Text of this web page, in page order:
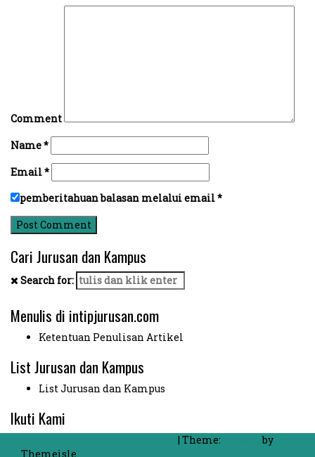
Comment
Name*
Email*
pemberitahuan balasan melalui email*
Cari Jurusan dan Kampus
Search for:
Menulis di intipjurusan.com
Ketentuan Penulisan Artikel
List Jurusan dan Kampus
List Jurusan dan Kampus
Ikuti Kami
| Theme:
by
Themeisle.